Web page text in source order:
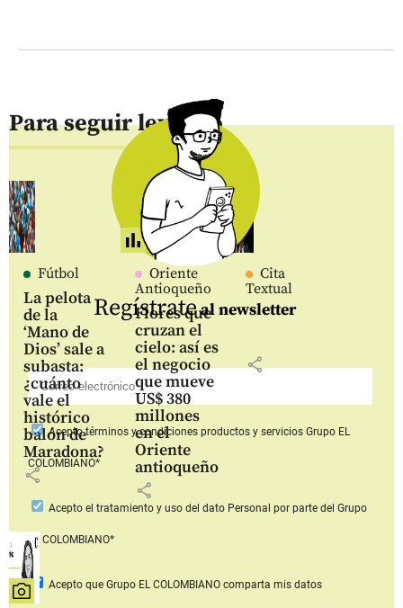
Para seguir leyendo
Fútbol
La pelota
de la
‘Mano de
Dios’ sale a
subasta:
¿cuánto
vale el
histórico
balón de
Maradona?
share
Oriente
Antioqueño
Flores que
cruzan el
cielo: así es
el negocio
que mueve
US$ 380
millones
en el
Oriente
antioqueño
share
Cita
Textual
share
Regístrateal newsletter
Aceptotérminos y condiciones productos y serviciosGrupo EL
COLOMBIANO*
Acepto el tratamiento y uso del dato Personal por parte del Grupo
EL COLOMBIANO*
Acepto que Grupo EL COLOMBIANOcomparta mis datos